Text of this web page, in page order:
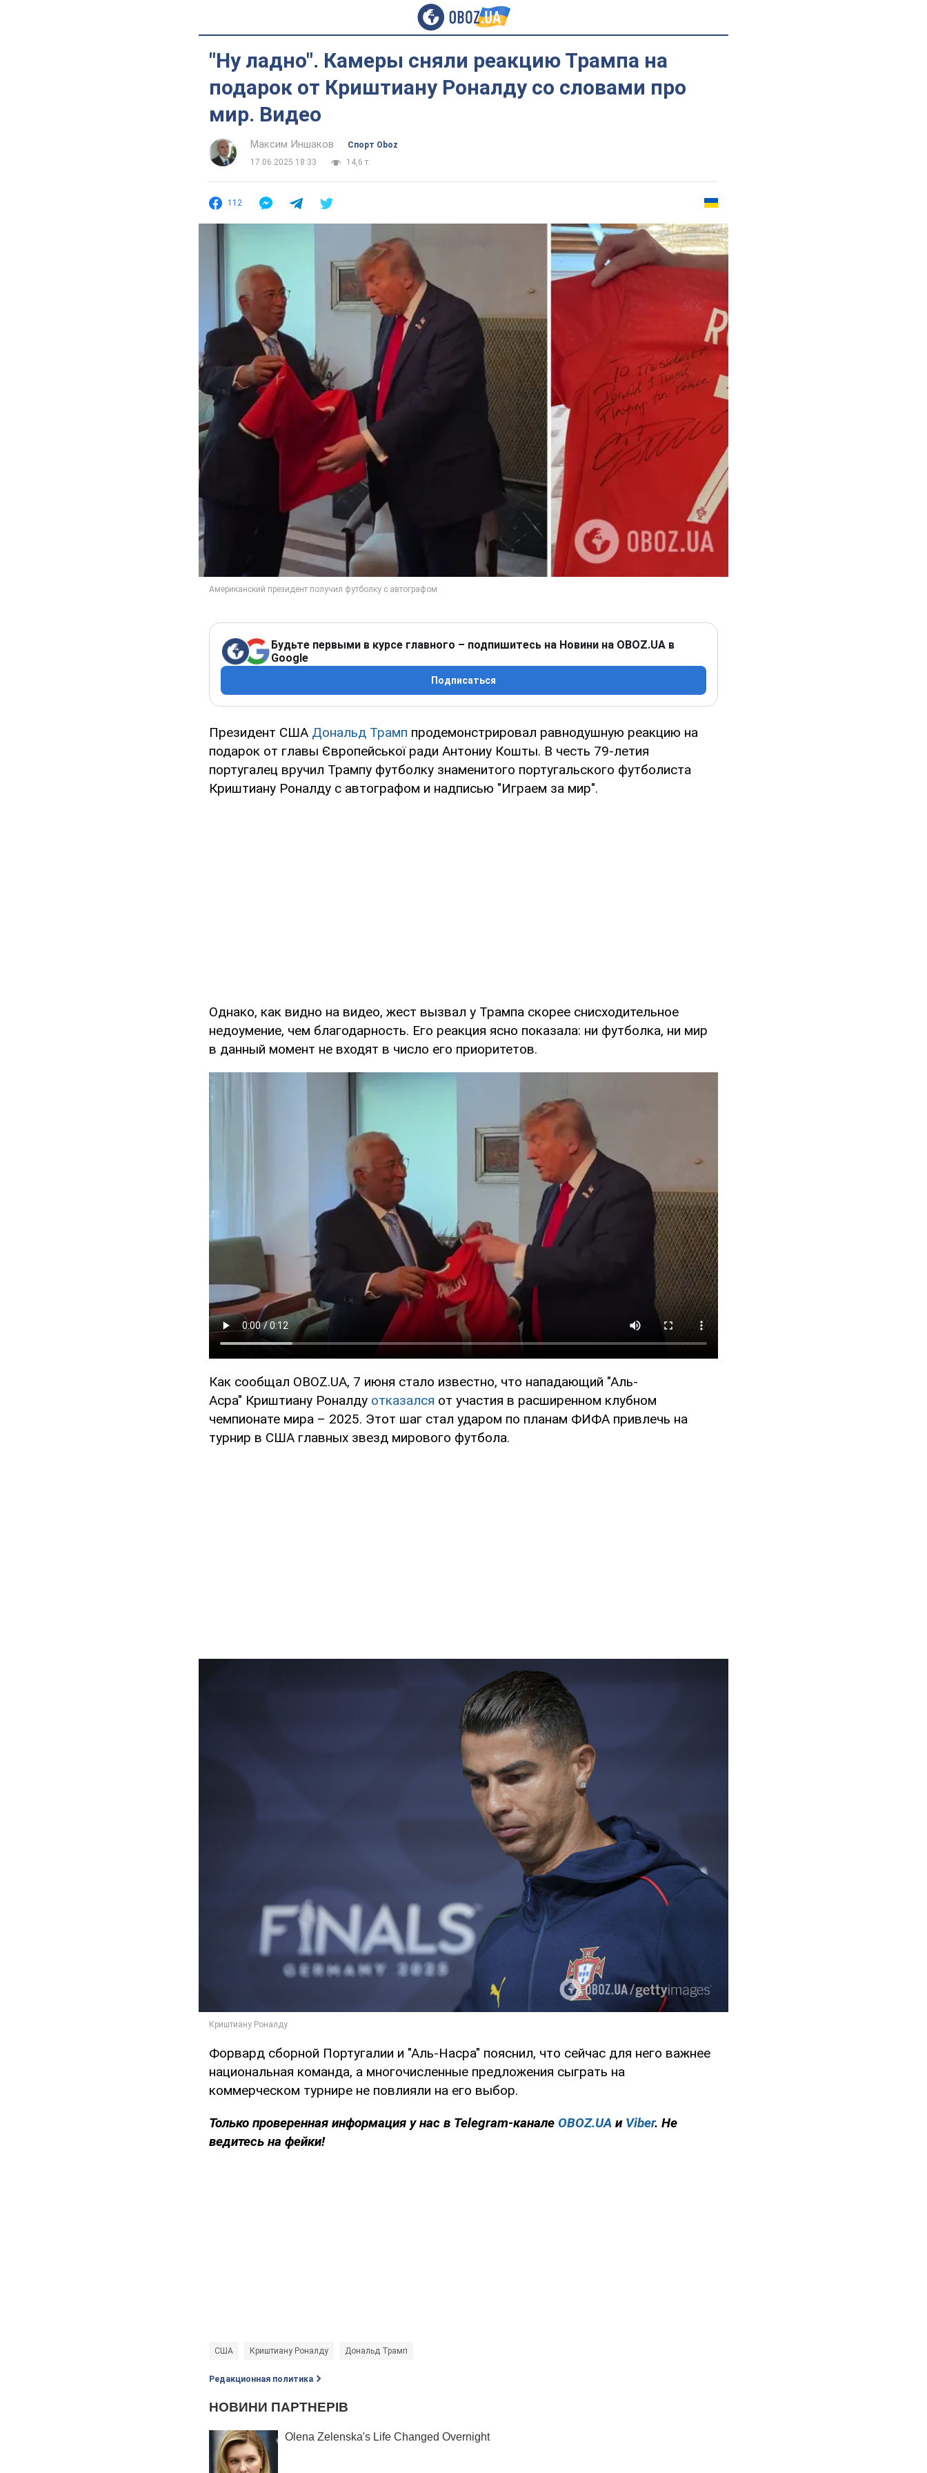
"Ну ладно". Камеры сняли реакцию Трампа на
подарок от Криштиану Роналду со словами про
мир. Видео
Максим Иншаков
Спорт Oboz
17.06.2025 18:33
14,6 т.
112
Будьте первыми в курсе главного – подпишитесь на Новини на OBOZ.UA в
Google
Подписаться
Президент США Дональд Трамп продемонстрировал равнодушную реакцию на
подарок от главы Європейської ради Антониу Кошты. В честь 79-летия
португалец вручил Трампу футболку знаменитого португальского футболиста
Криштиану Роналду с автографом и надписью "Играем за мир".
Однако, как видно на видео, жест вызвал у Трампа скорее снисходительное
недоумение, чем благодарность. Его реакция ясно показала: ни футболка, ни мир
в данный момент не входят в число его приоритетов.
Как сообщал OBOZ.UA, 7 июня стало известно, что нападающий "Аль-
Асра" Криштиану Роналду отказался от участия в расширенном клубном
чемпионате мира – 2025. Этот шаг стал ударом по планам ФИФА привлечь на
турнир в США главных звезд мирового футбола.
Форвард сборной Португалии и "Аль-Насра" пояснил, что сейчас для него важнее
национальная команда, а многочисленные предложения сыграть на
коммерческом турнире не повлияли на его выбор.
Только проверенная информация у нас в Telegram-канале OBOZ.UA и Viber. Не
ведитесь на фейки!
США Криштиану Роналду Дональд Трамп
Редакционная политика